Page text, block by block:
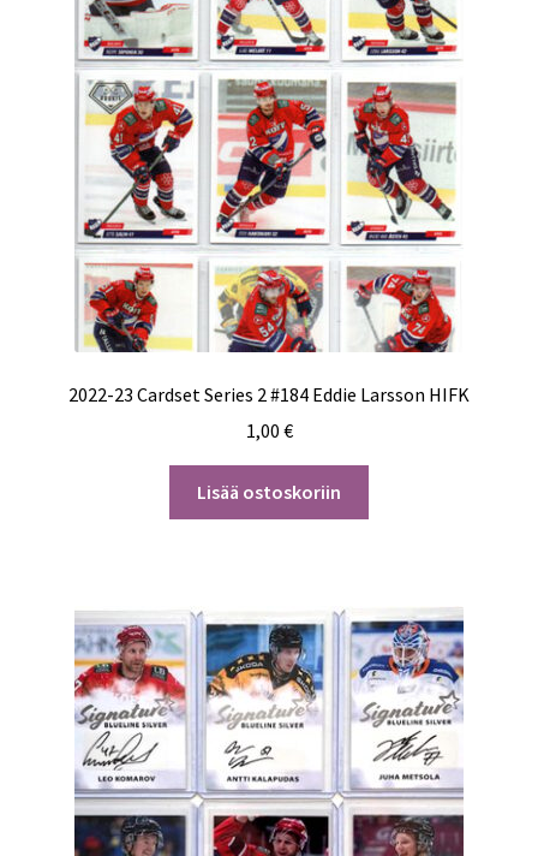
2022-23 Cardset Series 2 #184 Eddie Larsson HIFK
1,00 €
Lisää ostoskoriin